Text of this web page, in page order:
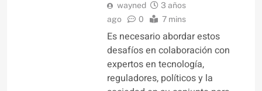
wayned
3 años
ago
0 7 mins
Es necesario abordar estos
desafíos en colaboración con
expertos en tecnología,
reguladores, políticos y la